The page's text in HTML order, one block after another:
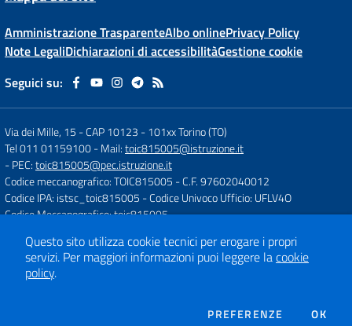
Amministrazione TrasparenteAlbo onlinePrivacy Policy
Note LegaliDichiarazioni di accessibilitàGestione cookie
Seguici su:
Via dei Mille, 15 - CAP 10123 -101xx Torino (TO)
Tel 011 01159100- Mail:toic815005@istruzione.it
- PEC:toic815005@pec.istruzione.it
Codice meccanografico: TOIC815005 - C.F. 97602040012
Codice IPA: istsc_toic815005 - Codice Univoco Ufficio: UFLV4O
Codice Meccanografico: toic815005
Concept & Design by
Designers Italia
Questo sito utilizza cookie tecnici per erogare i propri
servizi. Per maggiori informazioni puoi leggere lacookie
policy.
PREFERENZE DEI COOKIE
OK